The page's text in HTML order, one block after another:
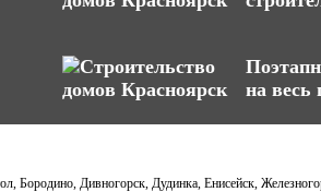
на весь
Бородино, Дивногорск, Дудинка, Енисейск,